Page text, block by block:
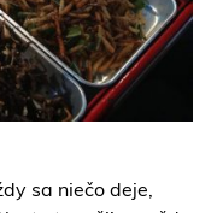
sa niečo deje,